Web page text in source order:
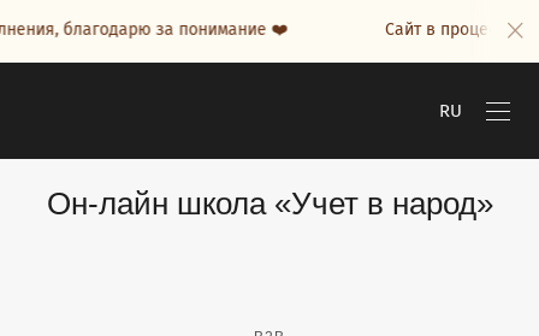
благодарю за понимание ❤️ Сайт в процессе
RU
Он-лайн школа «Учет в народ»